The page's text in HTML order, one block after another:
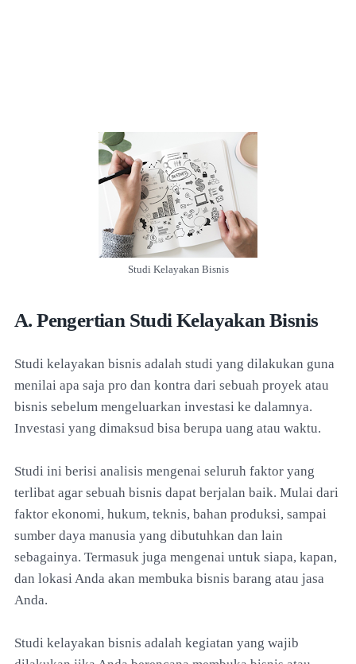
Studi Kelayakan Bisnis
A. Pengertian Studi Kelayakan Bisnis
Studi kelayakan bisnis adalah studi yang dilakukan guna
menilai apa saja pro dan kontra dari sebuah proyek atau
bisnis sebelum mengeluarkan investasi ke dalamnya.
Investasi yang dimaksud bisa berupa uang atau waktu.
Studi ini berisi analisis mengenai seluruh faktor yang
terlibat agar sebuah bisnis dapat berjalan baik. Mulai dari
faktor ekonomi, hukum, teknis, bahan produksi, sampai
sumber daya manusia yang dibutuhkan dan lain
sebagainya. Termasuk juga mengenai untuk siapa, kapan,
dan lokasi Anda akan membuka bisnis barang atau jasa
Anda.
Studi kelayakan bisnis adalah kegiatan yang wajib